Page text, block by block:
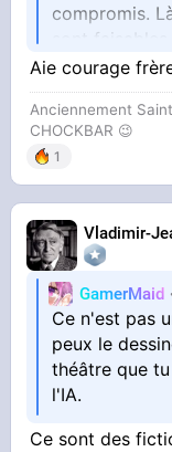
compromis.
sont
veut pas
Aie courage
Anciennement
CHOCKBAR 😉️
1
Vladimir-
GamerMaid
Ce n'est pas
peux le
théâtre que
l'IA.
Ce sont des